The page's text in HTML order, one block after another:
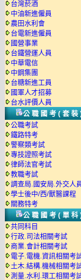
台灣菸酒
中油新進僱員
農田水利會
台電新進僱員
國營事業
台鐵營運人員
中華電信
中鋼集團
台糖新進工員
國軍人才招募
台水評價人員
公職國考(套
公職考試
鐵路特考
警察類考試
專技證照考試
律師法官考試
教職考試
調查局.國安局.外交人
學士後中/西/獸醫課程
關務特考
公職國考(單
共同科目
行政.司法相關考試
商業.會計相關考試
電子.電機.資訊相關考
土木.結構.機械相關考
測量.水利.環工相關考